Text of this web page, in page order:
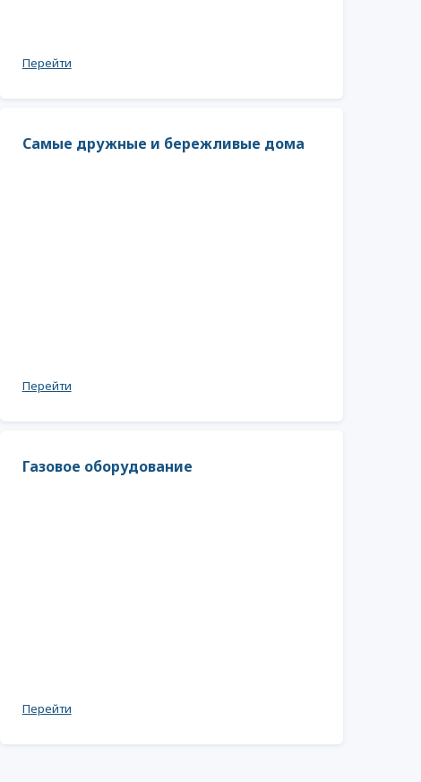
Перейти
Самые дружные и бережливые дома
Перейти
Газовое оборудование
Перейти